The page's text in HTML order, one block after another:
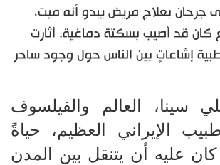
جرجان بعلاج مريض يبدو أنه ميت،
كان قد أصيب بسكتة دماغية. أثارت
إشاعاتٍ بين الناس حول وجود ساحر
سينا، العالم والفيلسوف
الإيراني العظيم، حياةً
كان عليه أن يتنقل بين المدن